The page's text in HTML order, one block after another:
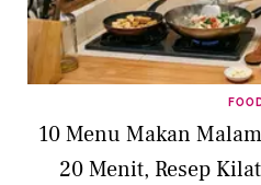
10 Menu Makan
20 Menit, Resep